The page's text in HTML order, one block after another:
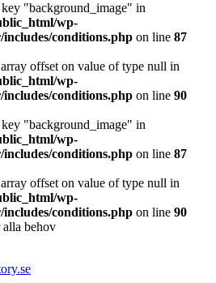
"background_image" in
wp-
conditions.php on line 87
offset on value of type null in
wp-
conditions.php on line 90
"background_image" in
wp-
conditions.php on line 87
offset on value of type null in
wp-
conditions.php on line 90
behov